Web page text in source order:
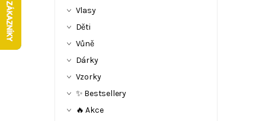
Vlasy
Děti
Vůně
Dárky
Vzorky
✨ Bestsellery
🔥 Akce